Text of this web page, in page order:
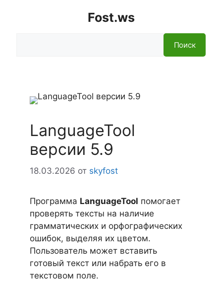
Fost.ws
Поиск
LanguageTool
версии 5.9
18.03.2026 от skyfost
Программа LanguageTool помогает
проверять тексты на наличие
грамматических и орфографических
ошибок, выделяя их цветом.
Пользователь может вставить
готовый текст или набрать его в
текстовом поле.